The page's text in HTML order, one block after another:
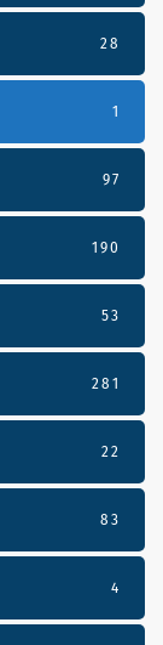
28
1
97
190
53
281
22
83
4